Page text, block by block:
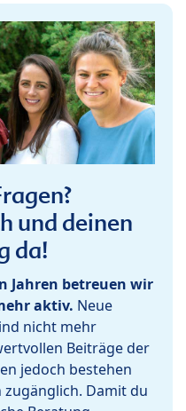
und deinen
da!
Jahren betreuen wir
aktiv. Neue
nicht mehr
Beiträge der
jedoch bestehen
Damit du